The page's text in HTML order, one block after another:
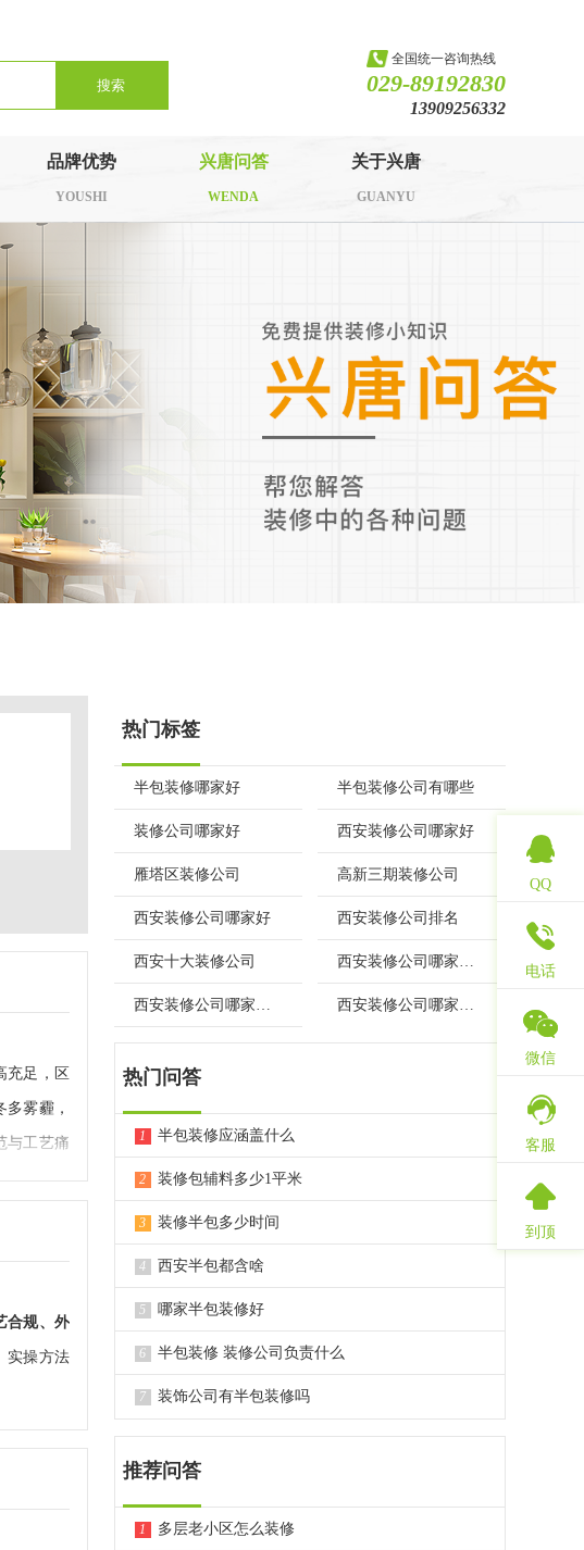
搜索
全国统一咨询热线
029-89192830
13909256332
品牌优势
YOUSHI
兴唐问答
WENDA
关于兴唐
GUANYU
充足，区
雾霾，
与工艺痛
私密区域
不宜过
均、通
合规、外
实操方法
，无未
热门标签
半包装修哪家好 半包装修公司有哪些
装修公司哪家好 西安装修公司哪家好
雁塔区装修公司 高新三期装修公司
西安装修公司哪家好 西安装修公司排名
西安十大装修公司 西安装修公司哪家口碑好
西安装修公司哪家性价比高 西安装修公司哪家质量好
热门问答
1 半包装修应涵盖什么
2 装修包辅料多少1平米
3 装修半包多少时间
4 西安半包都含啥
5 哪家半包装修好
6 半包装修 装修公司负责什么
7 装饰公司有半包装修吗
推荐问答
1 多层老小区怎么装修
QQ
电话
微信
客服
到顶